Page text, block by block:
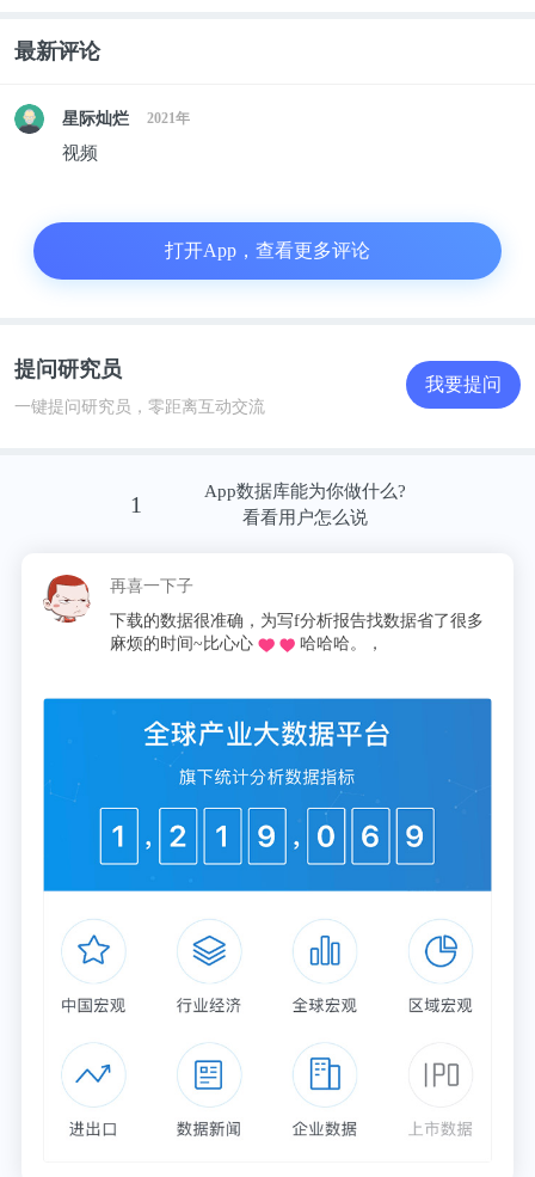
具体而言：
与最低的死亡率相关；食用5份以上与额外的风险降
低没有关联。与那些每天只食用2份果蔬的人相比，
癌症的风险降低10%；呼吸系统疾病，如慢阻肺的死
亡风险降低35%。
类蔬菜，如土豆、豌豆、玉米和果汁与降低全因或特
另一方面，绿叶蔬菜，如菠菜、莴苣和羽衣甘蓝，以
及富含β-胡萝卜素和维生素C的水果和蔬菜，如柑橘
研究通讯作者、营养系流行病学家Dong D. Wang
说：“我们在两项美国男性和女性研究中分析得出的
结果与世界各地的研究结果相似，这支持了该结果的
生物学合理性，并表明这些研究结果可以应用于更广
泛的人群。”
这项研究确定了水果和蔬菜的最佳摄入量，并支
持“每天5份”这一循证且直接的公共卫生信息。这意
Wang说：“从预防主要慢性病的角度来看，这一剂量
可能是最有益的，而且对于普通公众来说也是比较容
最新评论
星际灿烂 2021年
视频
打开App，查看更多评论
提问研究员
一键提问研究员，零距离互动交流
我要提问
1
App数据库能为你做什么?
看看用户怎么说
再喜一下子
下载的数据很准确，为写f分析报告找数据省了很多
麻烦的时间~比心心
哈哈哈。，